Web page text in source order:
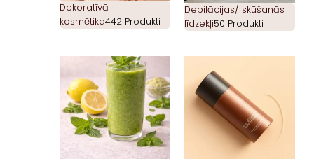
Dekoratīvā
kosmētika442 Produkti
Depilācijas/ skūšanās
līdzekļi50 Produkti